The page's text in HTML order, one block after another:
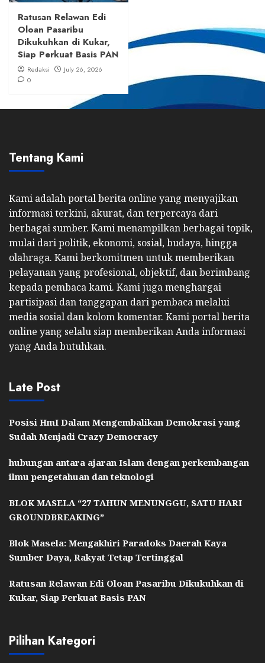
Ratusan Relawan Edi
Oloan Pasaribu
Dikukuhkan di Kukar,
Siap Perkuat Basis PAN
Redaksi
July 26, 2026
0
Tentang Kami
Kami adalah portal berita online yang menyajikan
informasi terkini, akurat, dan terpercaya dari
berbagai sumber. Kami menampilkan berbagai topik,
mulai dari politik, ekonomi, sosial, budaya, hingga
olahraga. Kami berkomitmen untuk memberikan
pelayanan yang profesional, objektif, dan berimbang
kepada pembaca kami. Kami juga menghargai
partisipasi dan tanggapan dari pembaca melalui
media sosial dan kolom komentar. Kami portal berita
online yang selalu siap memberikan Anda informasi
yang Anda butuhkan.
Late Post
Posisi HmI Dalam Mengembalikan Demokrasi yang
Sudah Menjadi Crazy Democracy
hubungan antara ajaran Islam dengan perkembangan
ilmu pengetahuan dan teknologi
BLOK MASELA “27 TAHUN MENUNGGU, SATU HARI
GROUNDBREAKING”
Blok Masela: Mengakhiri Paradoks Daerah Kaya
Sumber Daya, Rakyat Tetap Tertinggal
Ratusan Relawan Edi Oloan Pasaribu Dikukuhkan di
Kukar, Siap Perkuat Basis PAN
Pilihan Kategori